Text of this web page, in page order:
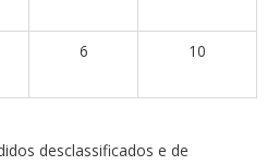
6 10
desclassificados e de